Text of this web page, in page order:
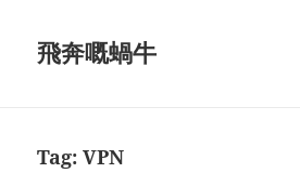
飛奔嘅蝸牛
Tag:VPN